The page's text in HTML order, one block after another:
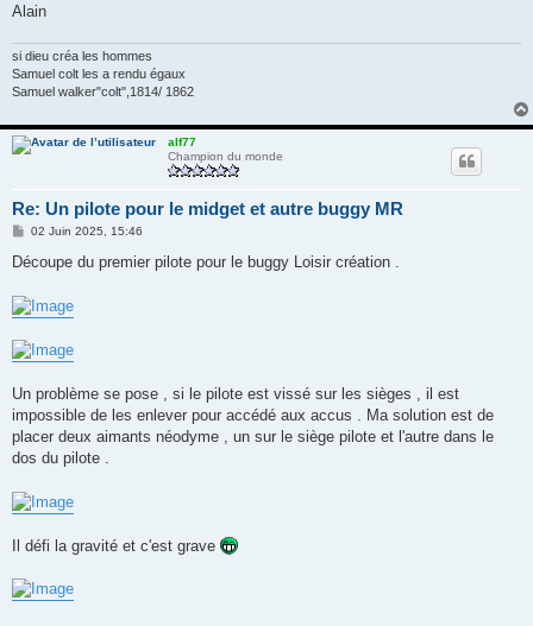
Alain
si dieu créa les hommes
Samuel colt les a rendu égaux
Samuel walker"colt",1814/ 1862
alf77
Champion du monde
Re: Un pilote pour le midget et autre buggy MR
M
s
g
e
02 Juin 2025, 15:46
Découpe du premier pilote pour le buggy Loisir création .
Un problème se pose , si le pilote est vissé sur les sièges , il est
impossible de les enlever pour accédé aux accus . Ma solution est de
placer deux aimants néodyme , un sur le siège pilote et l'autre dans le
dos du pilote .
Il défi la gravité et c'est grave